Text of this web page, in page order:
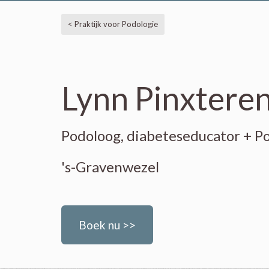
< Praktijk voor Podologie
Lynn
Podoloog, diabeteseducator +
's-Gravenwezel
Boek nu >>